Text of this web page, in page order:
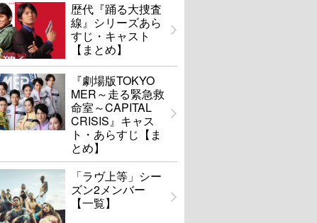
歴代『踊る大捜査
線』シリーズあら
すじ・キャスト
【まとめ】
『劇場版TOKYO
MER～走る緊急救
命室～CAPITAL
CRISIS』キャス
ト・あらすじ【ま
とめ】
「ラヴ上等」シー
ズン2メンバー
【一覧】